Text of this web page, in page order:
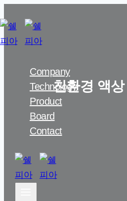
to
content
Company
Technology
Product
Board
Contact
친환경 액상